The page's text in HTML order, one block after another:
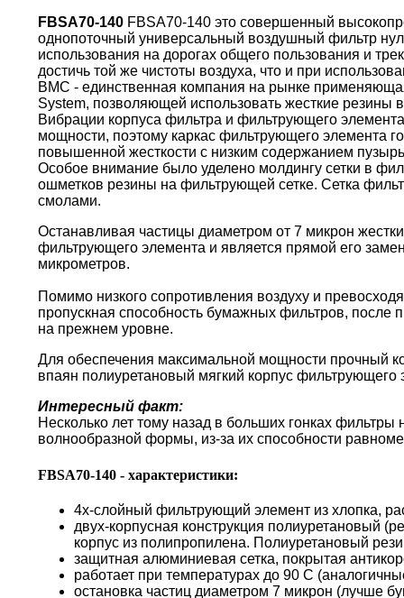
FBSA70-140 FBSA70-140 это совершенный
однопоточный универсальный воздушный фильтр
использования на дорогах общего пользования и
достичь той же чистоты воздуха, что и при
BMC - единственная компания на рынке
System, позволяющей использовать жесткие резины
Вибрации корпуса фильтра и фильтрующего
мощности, поэтому каркас фильтрующего элемента
повышенной жесткости с низким содержанием
Особое внимание было уделено молдингу сетки в
ошметков резины на фильтрующей сетке. Сетка
смолами.
Останавливая частицы диаметром от 7 микрон
фильтрующего элемента и является прямой его
микрометров.
Помимо низкого сопротивления воздуху и
пропускная способность бумажных фильтров, после
на прежнем уровне.
Для обеспечения максимальной мощности прочный
впаян полиуретановый мягкий корпус
Интересный факт:
Несколько лет тому назад в больших гонках
волнообразной формы, из-за их способности
FBSA70-140 - характеристики:
4х-слойный фильтрующий элемент из хлопка,
двух-корпусная конструкция полиуретановый
корпус из полипропилена. Полиуретановый
защитная алюминиевая сетка, покрытая
работает при температурах до 90 С
остановка частиц диаметром 7 микрон (лучше